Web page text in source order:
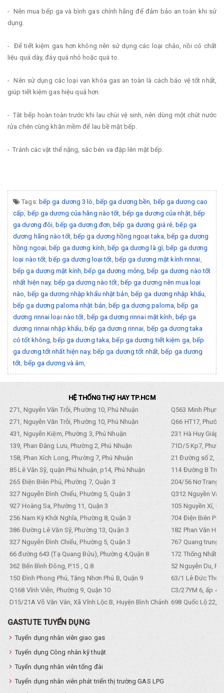
- Nên mua bếp ga và bình gas chính hãng để đảm bảo an toàn khi sử
dụng.
- Để tiết kiệm gas hơn không nên sử dụng các loại chảo, nồi có chất
liệu quá dày, đáy quá nhỏ hoặc quá to.
- Nên sử dụng các loại van khóa gas an toàn là cách bảo vệ tốt nhất,
giúp tiết kiệm gas hiệu quả hơn.
- Tắt bếp hoàn toàn trước khi lau chùi vệ sinh, nên dùng một chút nước
rửa chén cùng khăn mềm để lau bề mặt bếp.
- Tránh các vật thể nặng, sắc bén va đập lên mặt bếp.
Tags: bếp ga dương 3 lò, bếp ga dương bền, bếp ga dương cao
cấp, bếp ga dương của hãng nào tốt, bếp ga dương của nhật, bếp
ga dương đôi, bếp ga dương đơn, bếp ga dương giá rẻ, bếp ga
dương hãng nào tốt, bếp ga dương hồng ngoại taka, bếp ga dương
hồng ngoại, bếp ga dương kính, bếp ga dương là gì, bếp ga dương
loại nào tốt, bếp ga dương loại tốt, bếp ga dương mặt kính rinnai,
bếp ga dương mặt kính, bếp ga dương mỏng, bếp ga dương nào tốt
nhất hiện nay, bếp ga dương nào tốt, bếp ga dương nên mua loại
nào, bếp ga dương nhập khẩu nhật bản, bếp ga dương nhập khẩu,
bếp ga dương paloma nhật bản, bếp ga dương paloma, bếp ga
dương rinnai loại nào tốt, bếp ga dương rinnai mặt kính, bếp ga
dương rinnai nhập khẩu, bếp ga dương rinnai, bếp ga dương taka
có tốt không, bếp ga dương taka, bếp ga dương tiết kiệm ga, bếp
ga dương tốt nhất hiện nay, bếp ga dương tốt nhất, bếp ga dương
tốt, bếp ga dương và âm,
HỆ THỐNG THỢ HAY TP.HCM
271, Nguyễn Văn Trỗi, Phường 10, Phú Nhuận
Q563 Minh
271, Nguyễn Văn Trỗi, Phường 10, Phú Nhuận
Q66 HT17,
431, Nguyễn Kiệm, Phường 3, Phú Nhuận
231 Hà Huy Giáp,
139, Phan Đăng Lưu, Phường 2, Phú Nhuận
71D/5 Kp7,
158, Phan Xích Long, Phường 7, Phú Nhuận
21 Đường số 2,
85 Lê Văn Sỹ, quận Phú Nhuận, p14, Phú Nhuận
114 Đường B
265 Điện Biên Phủ, Phường 7, Quận 3
204/56 Nơ Trang
327 Nguyễn Đình Chiểu, Phường 5, Quận 3
Q312 Nguyền
927 Hoàng Sa, Phường 11, Quận 3
105 Nguyền Xí,
256 Nam Kỳ Khởi Nghĩa, Phường 8, Quận 3
704 Điện Biên
386 Đường Lê Văn Sỹ, Phường 13, Quận 3
182 Phan Văn
327 Nguyễn Đình Chiểu, Phường 5, Quận 3
767 Quang trung,
66 đường 643 (Tạ Quang Bửu), Phường 4,Quận 8
172 Thống Nhất.
362 Bến Bình Đông, P.15 , Q.8
52 Nguyễn Du,
150 Đình Phong Phú, Tăng Nhơn Phú B, Quận 9
63/1 Lê Đức Thọ,
Q168 Vĩnh Viễn, Phường 9, Quận 10
C3/27YM 6, ấp 4,
D15/21A Võ Văn Vân, Xã Vĩnh Lộc B, Huyện Bình Chánh 698 Quốc Lộ 22,
GASTUTE TUYỂN DỤNG
Tuyển dụng nhân viên giao gas
Tuyển dụng Công nhân kỹ thuật
Tuyển dụng nhân viên tổng đài
Tuyển dụng nhân viên phát triển thị trường GAS LPG